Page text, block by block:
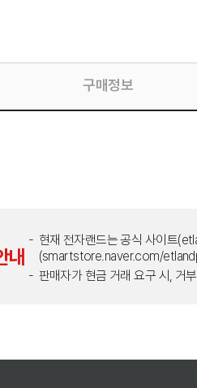
구매정보
내
현재 전자랜드는 공식 사이트
(smartstore.naver.com/
판매자가 현금 거래 요구 시, 거